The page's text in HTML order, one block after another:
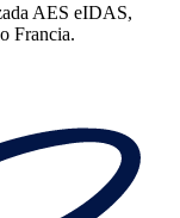
AES eIDAS,
Francia.